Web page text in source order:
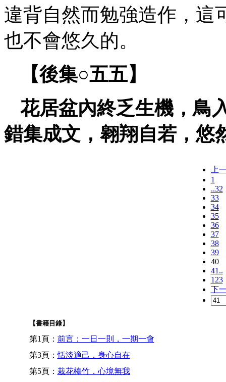
違背自然而勉強造作，這
也不會悠久的。
【後集○五五】
花居盆內終乏生機，鳥
錯集成文，翱翔自若，悠
上
1
..32
33
34
35
36
37
38
39
40
41..
123
下
【書籍目錄】
第1頁： 前言：一日一則，一期一會
第3頁：恬淡適己，身心自在
第5頁： 栽花檯竹，心境無我